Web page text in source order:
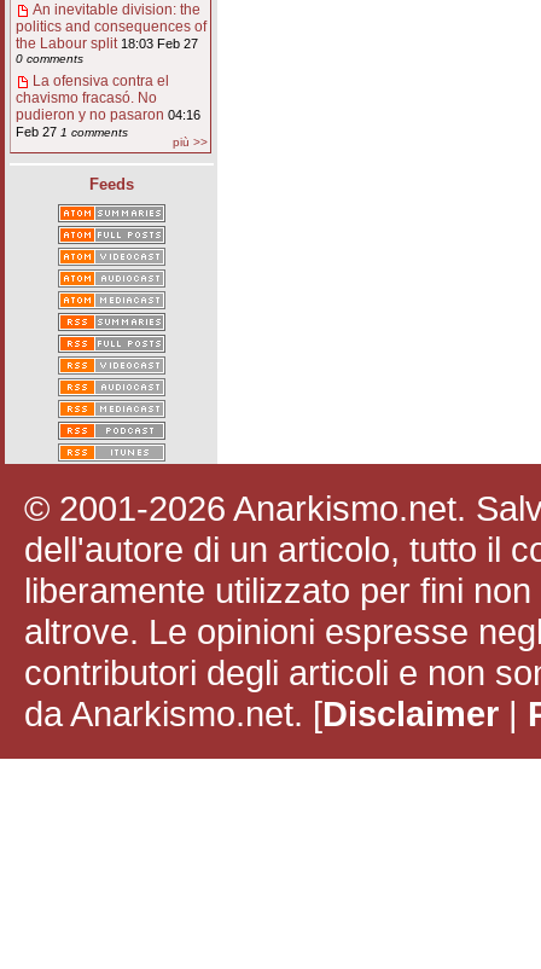
An inevitable division: the
politics and consequences of
the Labour split 18:03 Feb 27
0 comments
La ofensiva contra el
chavismo fracasó. No
pudieron y no pasaron 04:16
Feb 27 1 comments
più >>
Feeds
© 2001-2026 Anarkismo.net.
dell'autore di un articolo, tutto il
liberamente utilizzato per fini
altrove. Le opinioni espresse
contributori degli articoli e non
da Anarkismo.net. [Disclaimer |